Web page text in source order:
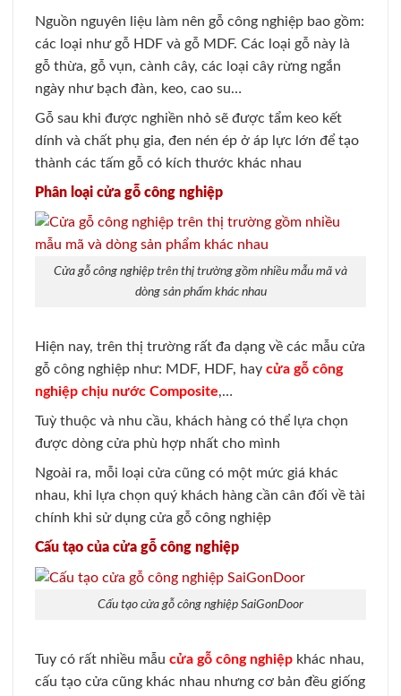
Nguồn nguyên liệu làm nên gỗ công nghiệp bao gồm:
các loại như gỗ HDF và gỗ MDF. Các loại gỗ này là
gỗ thừa, gỗ vụn, cành cây, các loại cây rừng ngắn
ngày như bạch đàn, keo, cao su…
Gỗ sau khi được nghiền nhỏ sẽ được tẩm keo kết
dính và chất phụ gia, đen nén ép ở áp lực lớn để tạo
thành các tấm gỗ có kích thước khác nhau
Phân loại cửa gỗ công nghiệp
Cửa gỗ công nghiệp trên thị trường gồm nhiều mẫu mã và
dòng sản phẩm khác nhau
Hiện nay, trên thị trường rất đa dạng về các mẫu cửa
gỗ công nghiệp như: MDF, HDF, hay cửa gỗ công
nghiệp chịu nước Composite,…
Tuỳ thuộc và nhu cầu, khách hàng có thể lựa chọn
được dòng cửa phù hợp nhất cho mình
Ngoài ra, mỗi loại cửa cũng có một mức giá khác
nhau, khi lựa chọn quý khách hàng cần cân đối về tài
chính khi sử dụng cửa gỗ công nghiệp
Cấu tạo của cửa gỗ công nghiệp
Cấu tạo cửa gỗ công nghiệp SaiGonDoor
Tuy có rất nhiều mẫu cửa gỗ công nghiệp khác nhau,
cấu tạo cửa cũng khác nhau nhưng cơ bản đều giống